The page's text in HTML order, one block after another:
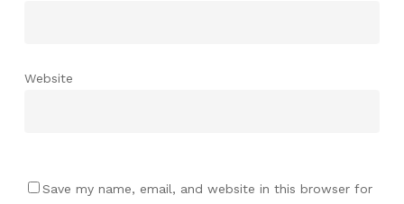
Website
Save my name, email, and website in this browser for